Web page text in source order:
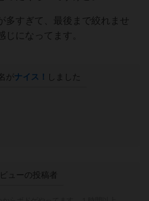
多すぎて、最後まで絞れませ
じになってます。
がナイス！ しました
ビューの投稿者